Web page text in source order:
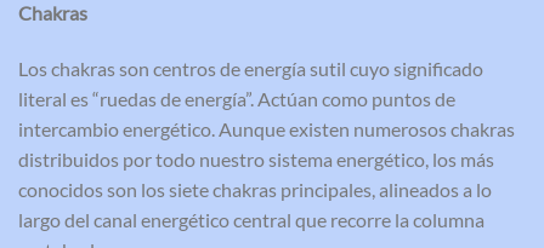
Chakras
Los chakras son centros de energía sutil cuyo significado
literal es “ruedas de energía”. Actúan como puntos de
intercambio energético. Aunque existen numerosos chakras
distribuidos por todo nuestro sistema energético, los más
conocidos son los siete chakras principales, alineados a lo
largo del canal energético central que recorre la columna